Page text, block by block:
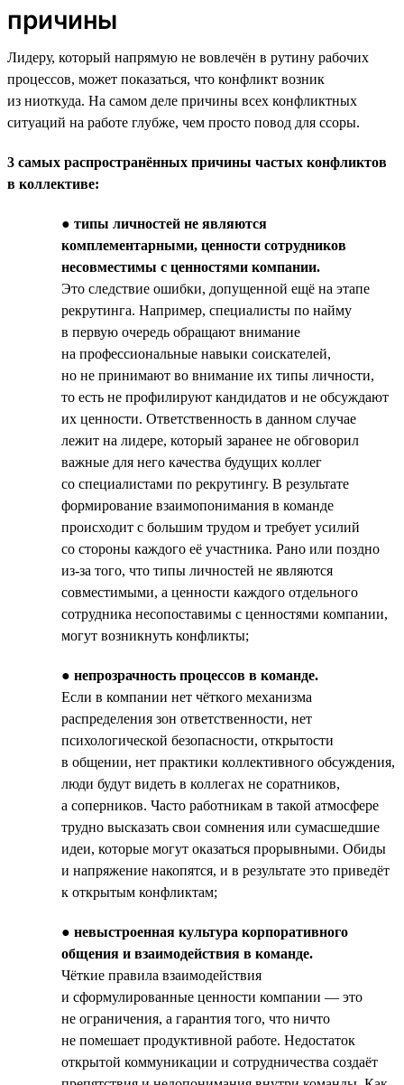
причины
Лидеру, который напрямую не вовлечён в рутину рабочих
процессов, может показаться, что конфликт возник
из ниоткуда. На самом деле причины всех конфликтных
ситуаций на работе глубже, чем просто повод для ссоры.
3 самых распространённых причины частых конфликтов
в коллективе:
● типы личностей не являются
комплементарными, ценности сотрудников
несовместимы с ценностями компании.
Это следствие ошибки, допущенной ещё на этапе
рекрутинга. Например, специалисты по найму
в первую очередь обращают внимание
на профессиональные навыки соискателей,
но не принимают во внимание их типы личности,
то есть не профилируют кандидатов и не обсуждают
их ценности. Ответственность в данном случае
лежит на лидере, который заранее не обговорил
важные для него качества будущих коллег
со специалистами по рекрутингу. В результате
формирование взаимопонимания в команде
происходит с большим трудом и требует усилий
со стороны каждого её участника. Рано или поздно
из-за того, что типы личностей не являются
совместимыми, а ценности каждого отдельного
сотрудника несопоставимы с ценностями компании,
могут возникнуть конфликты;
● непрозрачность процессов в команде.
Если в компании нет чёткого механизма
распределения зон ответственности, нет
психологической безопасности, открытости
в общении, нет практики коллективного обсуждения,
люди будут видеть в коллегах не соратников,
а соперников. Часто работникам в такой атмосфере
трудно высказать свои сомнения или сумасшедшие
идеи, которые могут оказаться прорывными. Обиды
и напряжение накопятся, и в результате это приведёт
к открытым конфликтам;
● невыстроенная культура корпоративного
общения и взаимодействия в команде.
Чёткие правила взаимодействия
и сформулированные ценности компании — это
не ограничения, а гарантия того, что ничто
не помешает продуктивной работе. Недостаток
открытой коммуникации и сотрудничества создаёт